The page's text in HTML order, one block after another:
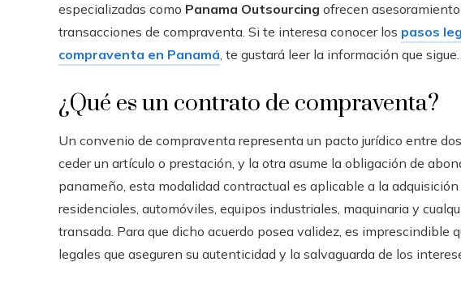
especializadas como Panama Outsourcing ofrecen
transacciones de compraventa. Si te interesa conocer los pasos
compraventa en Panamá, te gustará leer la información que sigue.
¿Qué es un contrato de compraventa?
Un convenio de compraventa representa un pacto jurídico entre
ceder un artículo o prestación, y la otra asume la obligación de
panameño, esta modalidad contractual es aplicable a la
residenciales, automóviles, equipos industriales, maquinaria y
transada. Para que dicho acuerdo posea validez, es imprescindible
legales que aseguren su autenticidad y la salvaguarda de los